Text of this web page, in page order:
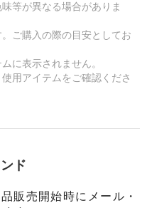
等が異なる場合がありま
ご購入の際の目安としてお
に表示されません。
用アイテムをご確認くださ
ド
販売開始時にメール・